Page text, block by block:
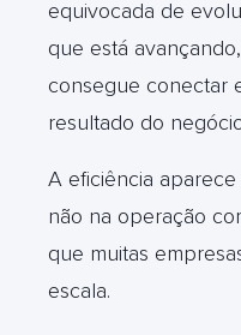
equivocada de
que está
consegue conectar
resultado do
A eficiência aparece
não na operação
que muitas
escala.